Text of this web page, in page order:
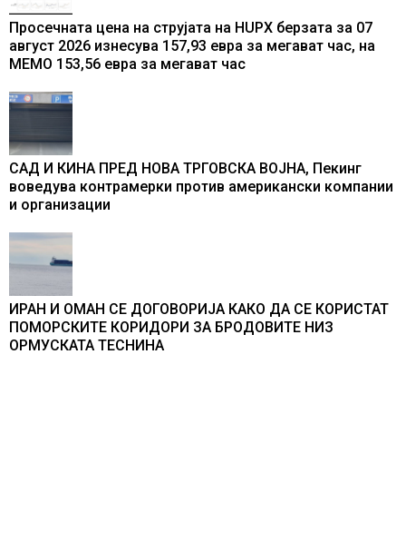
Просечната цена на струјата на HUPX берзата за 07
август 2026 изнесува 157,93 евра за мегават час, на
МЕМО 153,56 евра за мегават час
САД И КИНА ПРЕД НОВА ТРГОВСКА ВОЈНА, Пекинг
воведува контрамерки против американски компании
и организации
ИРАН И ОМАН СЕ ДОГОВОРИЈА КАКО ДА СЕ КОРИСТАТ
ПОМОРСКИТЕ КОРИДОРИ ЗА БРОДОВИТЕ НИЗ
ОРМУСКАТА ТЕСНИНА